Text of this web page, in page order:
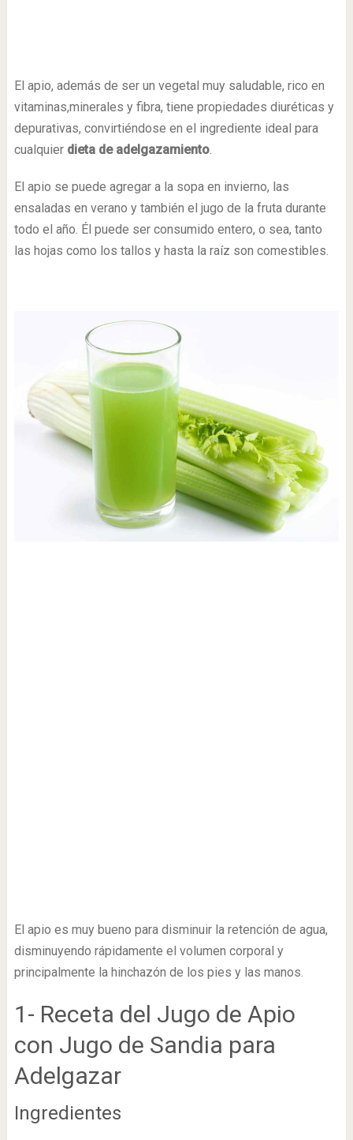
El apio, además de ser un vegetal muy saludable, rico en
vitaminas,minerales y fibra, tiene propiedades diuréticas y
depurativas, convirtiéndose en el ingrediente ideal para
cualquier dieta de adelgazamiento.
El apio se puede agregar a la sopa en invierno, las
ensaladas en verano y también el jugo de la fruta durante
todo el año. Él puede ser consumido entero, o sea, tanto
las hojas como los tallos y hasta la raíz son comestibles.
El apio es muy bueno para disminuir la retención de agua,
disminuyendo rápidamente el volumen corporal y
principalmente la hinchazón de los pies y las manos.
1- Receta del Jugo de Apio
con Jugo de Sandia para
Adelgazar
Ingredientes